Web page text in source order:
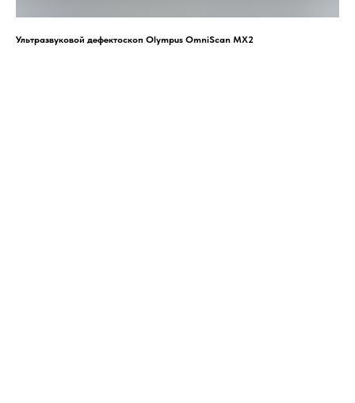
Ультразвуковой дефектоскоп Olympus OmniScan MX2